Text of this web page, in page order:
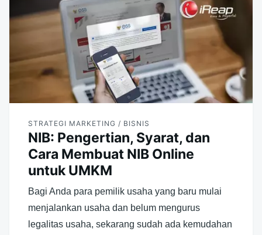
STRATEGI MARKETING / BISNIS
NIB: Pengertian, Syarat, dan
Cara Membuat NIB Online
untuk UMKM
Bagi Anda para pemilik usaha yang baru mulai
menjalankan usaha dan belum mengurus
legalitas usaha, sekarang sudah ada kemudahan